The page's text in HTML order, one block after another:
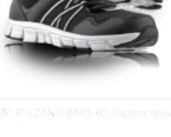
VM BOLZANO 4495-60 Outdoor obuv